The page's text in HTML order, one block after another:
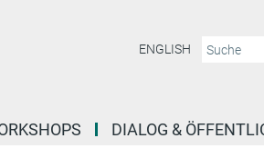
ENGLISH
DIALOG &